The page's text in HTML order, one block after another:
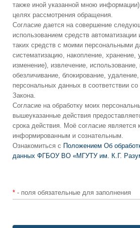
также иной указанной мною
целях рассмотрения обращения.
Согласие дается на совершение
использованием средств автоматизации
таких средств с моими персональными
систематизацию, накопление, хранение,
изменение), извлечение, использование,
обезличивание, блокирование,
персональных данных в соответствии со
Закона.
Согласие на обработку моих
вышеуказанные действия
срока действия. Моё согласие является
информированным и сознательным.
Ознакомиться с Положением Об
данных ФГБОУ ВО «МГУТУ им. К.Г.
* - поля обязательные для заполнения